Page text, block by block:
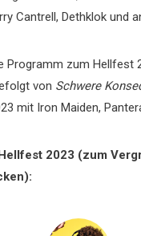
Cantrell, Dethklok und
Programm zum Hellfest
von Schwere
mit Iron Maiden,
2023 (zum